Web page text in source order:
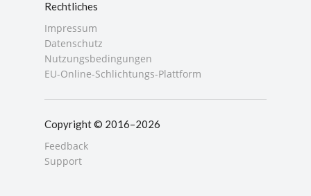
Rechtliches
Impressum
Datenschutz
Nutzungsbedingungen
EU-Online-Schlichtungs-Plattform
Copyright © 2016–2026
Feedback
Support